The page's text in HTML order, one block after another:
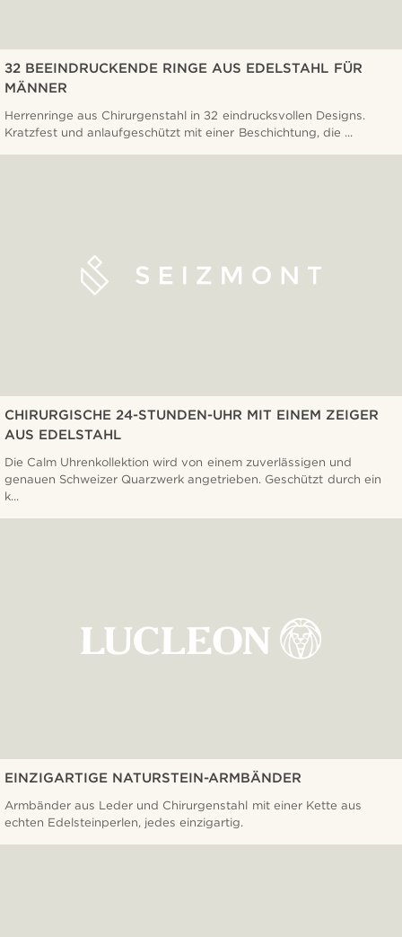
32 BEEINDRUCKENDE RINGE AUS EDELSTAHL FÜR
MÄNNER
Herrenringe aus Chirurgenstahl in 32 eindrucksvollen Designs.
Kratzfest und anlaufgeschützt mit einer Beschichtung, die ...
CHIRURGISCHE 24-STUNDEN-UHR MIT EINEM ZEIGER
AUS EDELSTAHL
Die Calm Uhrenkollektion wird von einem zuverlässigen und
genauen Schweizer Quarzwerk angetrieben. Geschützt durch ein
k...
EINZIGARTIGE NATURSTEIN-ARMBÄNDER
Armbänder aus Leder und Chirurgenstahl mit einer Kette aus
echten Edelsteinperlen, jedes einzigartig.